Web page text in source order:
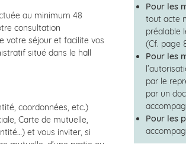
au minimum 48
consultation
votre séjour et facilite vos
situé dans le hall
coordonnées, etc.)
Carte de mutuelle,
et vous inviter, si
Pour les
tout acte
préalable
(Cf. page
Pour les
par le
par un
Pour les